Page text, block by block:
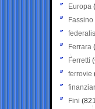
Europa
Fassino
Ferrara
Ferretti
ferrovie
Fini